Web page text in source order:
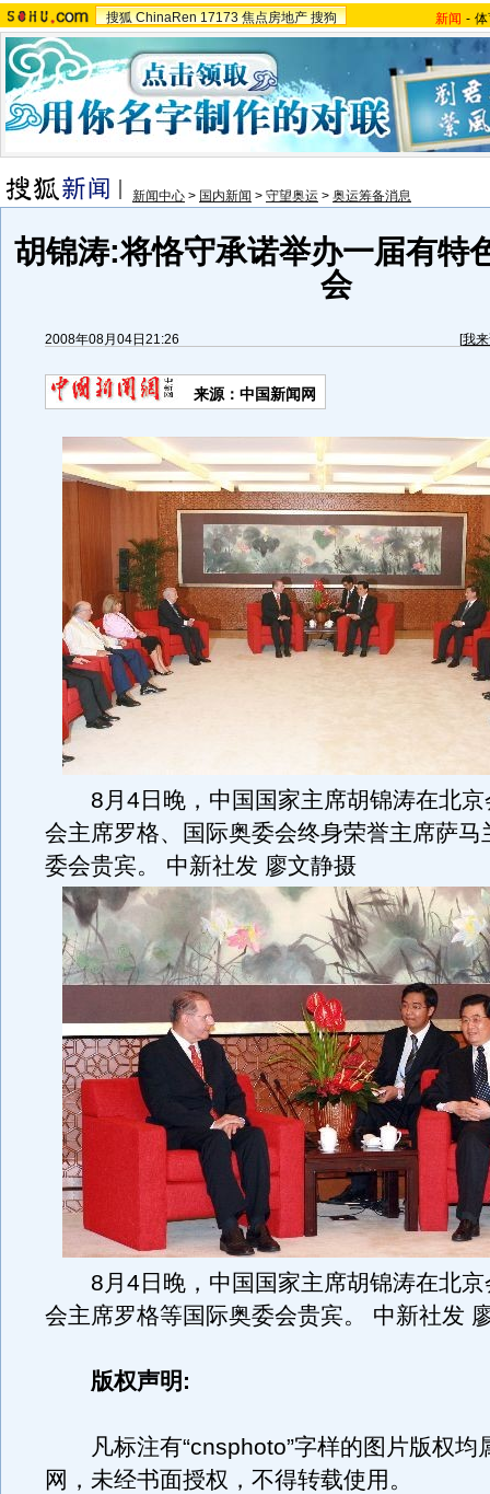
搜狐 ChinaRen 17173 焦点房地产 搜狗 新闻 -
新闻中心 > 国内新闻 > 守望奥运 > 奥运筹备消息
胡锦涛:将恪守承诺举办一届有特
会
2008年08月04日21:26 [我
来源：中国新闻网
8月4日晚，中国国家主席胡锦涛在北京
会主席罗格、国际奥委会终身荣誉主席萨马
委会贵宾。 中新社发 廖文静摄
8月4日晚，中国国家主席胡锦涛在北京
会主席罗格等国际奥委会贵宾。 中新社发
版权声明:
凡标注有“cnsphoto”字样的图片版权均
网，未经书面授权，不得转载使用。